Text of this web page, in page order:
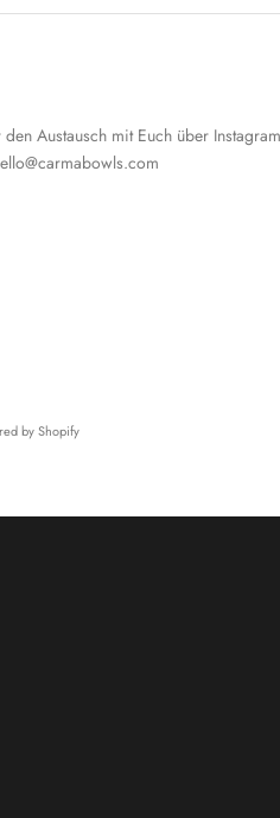
Austausch mit Euch über Instagram
by Shopify